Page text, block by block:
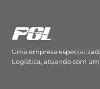
Uma empresa
Logística, atuando com